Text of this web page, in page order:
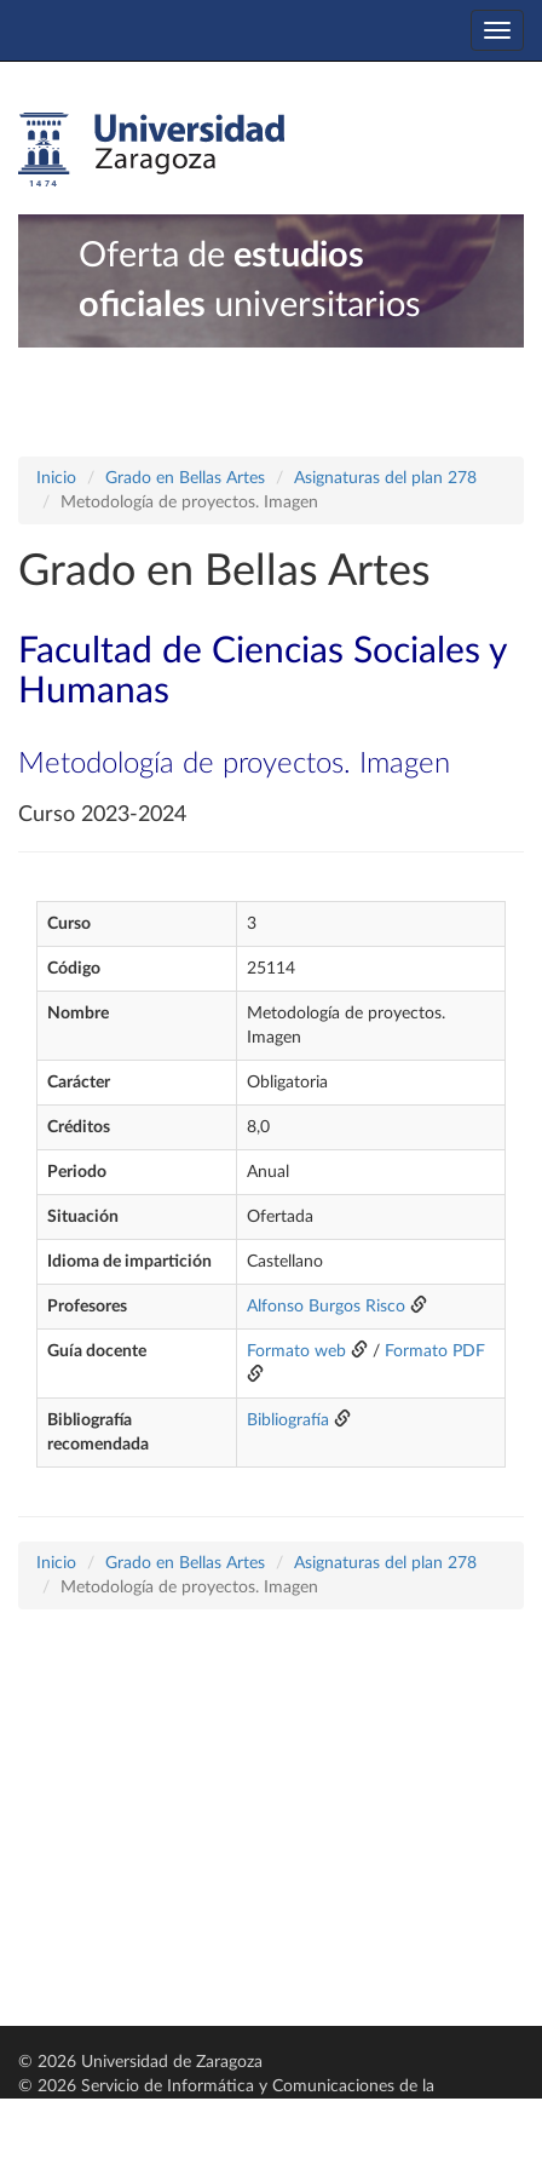
Oferta de estudios
oficiales universitarios
Inicio Grado en Bellas Artes
Asignaturas del plan 278
Metodología de proyectos. Imagen
Grado en Bellas Artes
Facultad de Ciencias Sociales y
Humanas
Metodología de proyectos. Imagen
Curso 2023-2024
Curso 3
Código 25114
Nombre
Metodología de proyectos.
Imagen
Carácter Obligatoria
Créditos 8,0
Periodo Anual
Situación Ofertada
Idioma de impartición Castellano
Profesores Alfonso Burgos Risco
Guía docente Formato web / Formato PDF
Bibliografía
recomendada
Bibliografía
Inicio Grado en Bellas Artes
Asignaturas del plan 278
Metodología de proyectos. Imagen
© 2026 Universidad de Zaragoza
© 2026 Servicio de Informática y Comunicaciones de la